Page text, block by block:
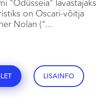
"Odüsseia" lavastajaks
on Oscari-võitja
Nolan ("...
LISAINFO